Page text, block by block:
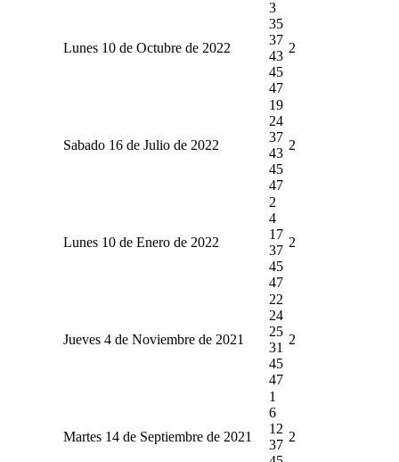
Lunes 10 de Octubre de 2022
3
35
37
43
45
47
2
Sabado 16 de Julio de 2022
19
24
37
43
45
47
2
Lunes 10 de Enero de 2022
2
4
17
37
45
47
2
Jueves 4 de Noviembre de 2021
22
24
25
31
45
47
2
Martes 14 de Septiembre de 2021
1
6
12
37
2